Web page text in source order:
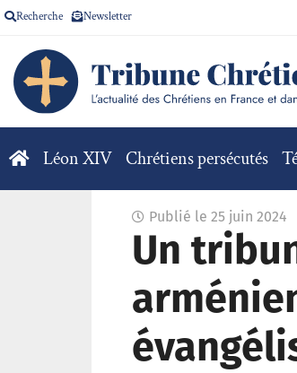
Recherche Newsletter
Léon XIV Chrétiens persécutés
Publié le 25 juin 2024
Un